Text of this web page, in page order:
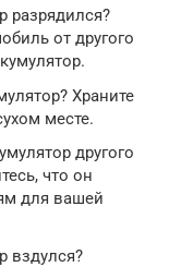
разрядился?
от другого
Храните
месте.
другого
что он
для вашей
вздулся?